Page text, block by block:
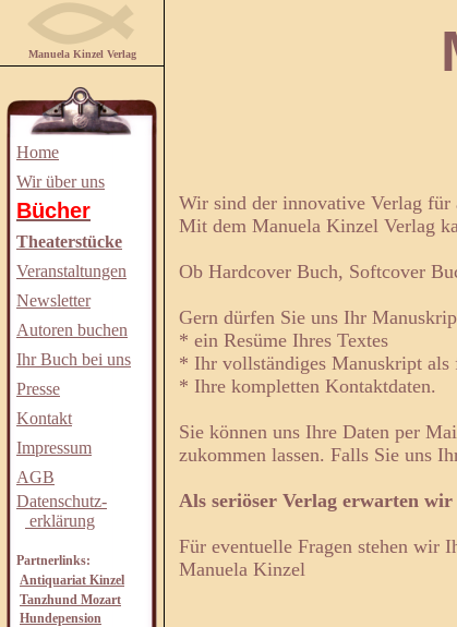
Manuela Kinzel Verlag
Home
Wir über uns
Bücher
Theaterstücke
Veranstaltungen
Newsletter
Autoren buchen
Ihr Buch bei uns
Presse
Kontakt
Impressum
AGB
Datenschutz-
erklärung
Partnerlinks:
Antiquariat Kinzel
Tanzhund Mozart
Hundepension
Wir sind der innovative Verlag für
Mit dem Manuela Kinzel Verlag
Ob Hardcover Buch, Softcover
Gern dürfen Sie uns Ihr
* ein Resüme Ihres Textes
* Ihr vollständiges Manuskript
* Ihre kompletten Kontaktdaten.
Sie können uns Ihre Daten per
zukommen lassen. Falls Sie uns
Als seriöser Verlag erwarten
Für eventuelle Fragen stehen wir
Manuela Kinzel